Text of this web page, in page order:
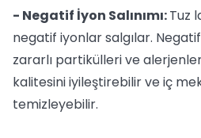
- Negatif İyon Salınımı:Tuz
negatif iyonlar salgılar.
zararlı partikülleri ve
kalitesini iyileştirebilir ve iç
temizleyebilir.